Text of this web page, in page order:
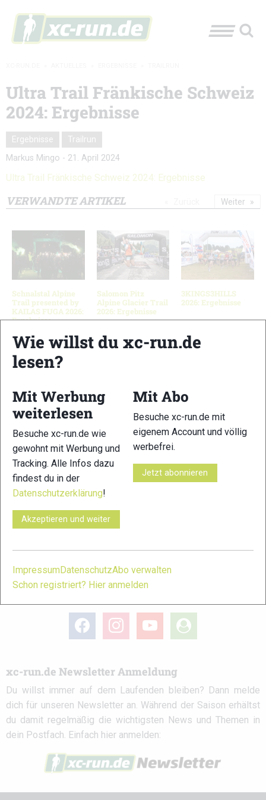
Ultra Trail Fränkische Schweiz
2024: Ergebnisse
Ergebnisse
Trailrun
Markus Mingo - 21. April 2024
Ultra Trail Fränkische Schweiz 2024: Ergebnisse
VERWANDTE ARTIKEL
Schnalstal Alpine
Trail presented by
KAILAS FUGA 2026:
Ergebnisse
Salomon Pitz
Alpine Glacier Trail
2026: Ergebnisse
3KINGS3HILLS
2026: Ergebnisse
Weiter
Schreibe einen Kommentar
xc-run.de ist DAS deutschsprachige Trailrunning-Portal mit
aktuellen News aus der Szene, einer Traildatenbank,
Trailrunning-Community und allem was du sonst noch über
deine Lieblingssportart wissen solltest.
ObTrailrunning-Anfänger oder Profi-Sportler, wir haben
immer ein offenes Ohr für dich! Du kannst uns jederzeit über
facebook instagram youtube
user-
circle
xc-run.de Newsletter Anmeldung
Du willst immer auf dem Laufenden bleiben? Dann melde
dich für unseren Newsletter an. Während der Saison erhältst
du damit regelmäßig die wichtigsten News und Themen in
dein Postfach. Einfach hier anmelden:
Wie willst du xc-run.de
lesen?
Mit Werbung
weiterlesen
Besuche xc-run.de wie
gewohnt mit Werbung und
Tracking. Alle Infos dazu
findest du in der
Datenschutzerklärung!
Akzeptieren und weiter
Mit Abo
Besuche xc-run.de mit
eigenem Account und völlig
werbefrei.
Jetzt abonnieren
ImpressumDatenschutzAbo verwalten
Schon registriert? Hier anmelden